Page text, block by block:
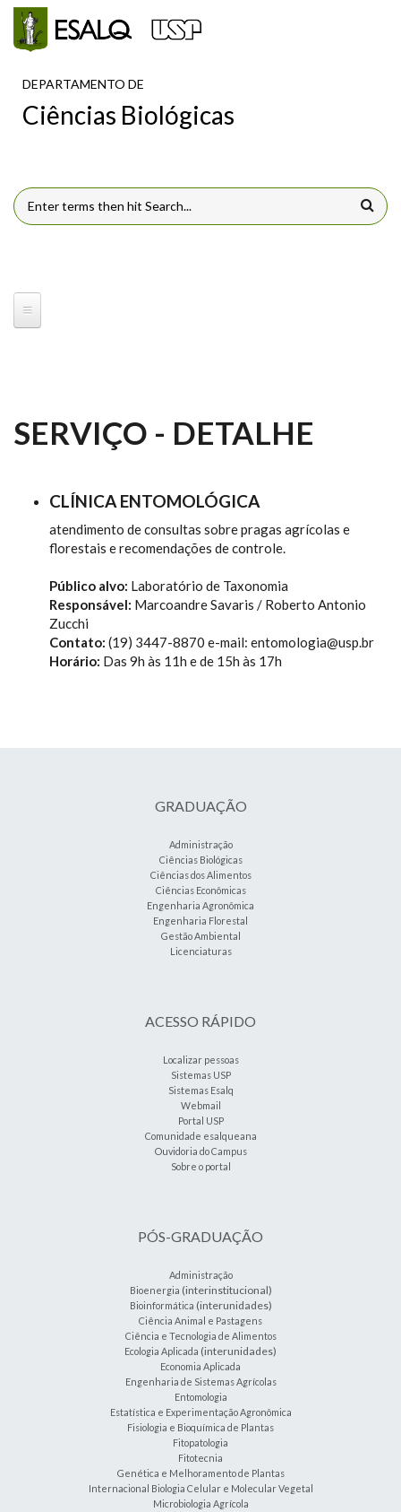
Pular para o conteúdo principal
DEPARTAMENTO DE
Ciências Biológicas
FORMULÁRIO DE BUSCA
SERVIÇO - DETALHE
CLÍNICA ENTOMOLÓGICA
atendimento de consultas sobre pragas agrícolas e
florestais e recomendações de controle.
Público alvo: Laboratório de Taxonomia
Responsável: Marcoandre Savaris / Roberto Antonio
Zucchi
Contato: (19) 3447-8870 e-mail: entomologia@usp.br
Horário: Das 9h às 11h e de 15h às 17h
GRADUAÇÃO
Administração
Ciências Biológicas
Ciências dos Alimentos
Ciências Econômicas
Engenharia Agronômica
Engenharia Florestal
Gestão Ambiental
Licenciaturas
ACESSO RÁPIDO
Localizar pessoas
Sistemas USP
Sistemas Esalq
Webmail
Portal USP
Comunidade esalqueana
Ouvidoria do Campus
Sobre o portal
PÓS-GRADUAÇÃO
Administração
Bioenergia (interinstitucional)
Bioinformática (interunidades)
Ciência Animal e Pastagens
Ciência e Tecnologia de Alimentos
Ecologia Aplicada (interunidades)
Economia Aplicada
Engenharia de Sistemas Agrícolas
Entomologia
Estatística e Experimentação Agronômica
Fisiologia e Bioquímica de Plantas
Fitopatologia
Fitotecnia
Genética e Melhoramento de Plantas
Internacional Biologia Celular e Molecular Vegetal
Microbiologia Agrícola